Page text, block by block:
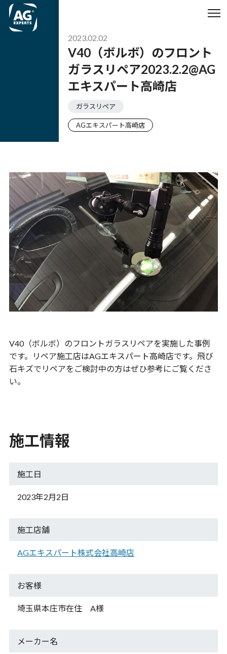
2023.02.02
V40（ボルボ）のフロント
ガラスリペア2023.2.2@AG
エキスパート高崎店
ガラスリペア
AGエキスパート高崎店
V40（ボルボ）のフロントガラスリペアを実施した事例
です。リペア施工店はAGエキスパート高崎店です。飛び
石キズでリペアをご検討中の方はぜひ参考にご覧くださ
い。
施工情報
施工日
2023年2月2日
施工店舗
AGエキスパート株式会社高崎店
お客様
埼玉県本庄市在住 A様
メーカー名